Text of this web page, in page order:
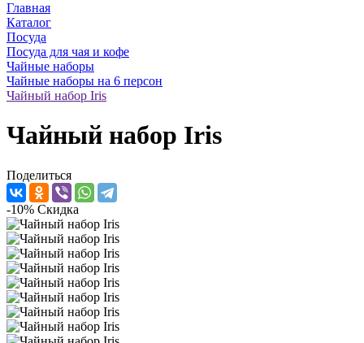
Главная
Каталог
Посуда
Посуда для чая и кофе
Чайные наборы
Чайные наборы на 6 персон
Чайный набор Iris
Чайный набор Iris
Поделиться
-10% Скидка